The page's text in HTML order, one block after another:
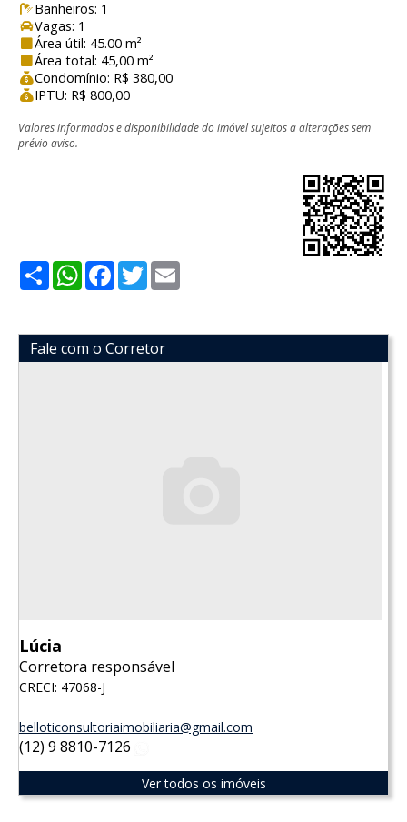
Banheiros: 1
Vagas: 1
Área útil: 45.00 m²
Área total: 45,00 m²
Condomínio: R$ 380,00
IPTU: R$ 800,00
Valores informados e disponibilidade do imóvel sujeitos a alterações sem
prévio aviso.
ShareWhatsApp
Facebook
Twitter
Fale com o Corretor
Lúcia
Corretora responsável
CRECI: 47068-J
belloticonsultoriaimobiliaria@gmail.com
(12) 9 8810-7126
Ver todos os imóveis